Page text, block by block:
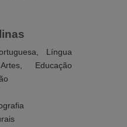
Língua
Educação